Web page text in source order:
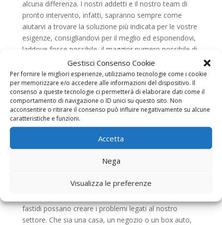
Gestisci Consenso Cookie
Per fornire le migliori esperienze, utilizziamo tecnologie come i cookie
per memorizzare e/o accedere alle informazioni del dispositivo. Il
consenso a queste tecnologie ci permetterà di elaborare dati come il
comportamento di navigazione o ID unici su questo sito. Non
acconsentire o ritirare il consenso può influire negativamente su alcune
caratteristiche e funzioni.
Accetta
Nega
Visualizza le preferenze
alcuna differenza. I nostri addetti e il nostro team di
pronto intervento, infatti, sapranno sempre come
aiutarvi a trovare la soluzione più indicata per le vostre
esigenze, consigliandovi per il meglio ed esponendovi,
laddove fosse possibile, il maggior numero possibile di
soluzioni. Il nostro team d’intervento sa bene quanto
sia importante avere avvolgibili che funzionino bene,
che siano fatti di materiali di qualità e che resistano
all’usura del tempo e degli agenti atmosferici, proprio
per questo motivo consigliamo sempre ai nostri clienti
i modelli diTapparelle Blindate Rocca Canterano
“classiche” più indicati per la loro proprietà e le loro
esigenze sia in base al luogo dove vivono o lavorano,
sia in base agli agenti climatici di quel particolare luogo.
Tutto ciò che facciamo, viene eseguito con il giusto
rispetto delle vostre proprietà e in tempi brevi. Questo
fastidi possano creare i problemi legati al nostro
settore. Che sia una casa, un negozio o un box auto,